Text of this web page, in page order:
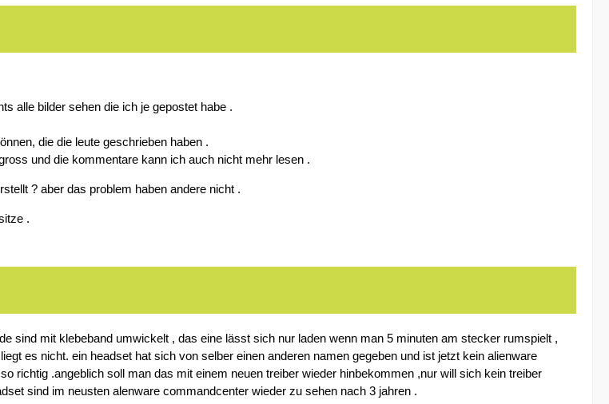
alle bilder sehen die ich je gepostet habe .
die die leute geschrieben haben .
und die kommentare kann ich auch nicht mehr lesen .
? aber das problem haben andere nicht .
.
sind mit klebeband umwickelt , das eine lässt sich nur laden wenn man 5 minuten am stecker rumspielt ,
es nicht. ein headset hat sich von selber einen anderen namen gegeben und ist jetzt kein alienware
richtig .angeblich soll man das mit einem neuen treiber wieder hinbekommen ,nur will sich kein treiber
sind im neusten alenware commandcenter wieder zu sehen nach 3 jahren .